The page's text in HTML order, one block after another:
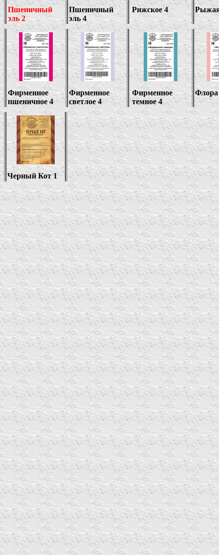
Пшеничный
эль 2
Пшеничный
эль4
Рижское 4
Фирменное
пшеничное 4
Фирменное
светлое 4
Фирменное
темное 4
Флора
Черный Кот 1